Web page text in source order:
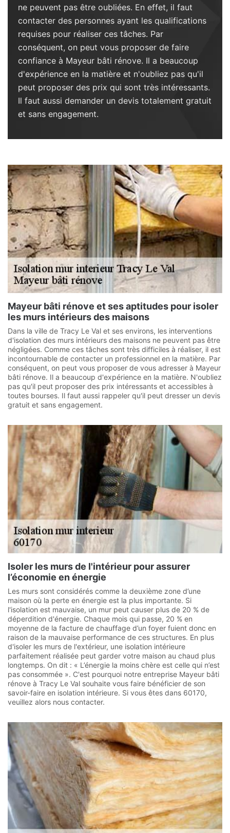
ne peuvent pas être oubliées. En effet, il faut
contacter des personnes ayant les qualifications
requises pour réaliser ces tâches. Par
conséquent, on peut vous proposer de faire
confiance à Mayeur bâti rénove. Il a beaucoup
d'expérience en la matière et n'oubliez pas qu'il
peut proposer des prix qui sont très intéressants.
Il faut aussi demander un devis totalement gratuit
et sans engagement.
Mayeur bâti rénove et ses aptitudes pour isoler
les murs intérieurs des maisons
Dans la ville de Tracy Le Val et ses environs, les interventions
d'isolation des murs intérieurs des maisons ne peuvent pas être
négligées. Comme ces tâches sont très difficiles à réaliser, il est
incontournable de contacter un professionnel en la matière. Par
conséquent, on peut vous proposer de vous adresser à Mayeur
bâti rénove. Il a beaucoup d'expérience en la matière. N'oubliez
pas qu'il peut proposer des prix intéressants et accessibles à
toutes bourses. Il faut aussi rappeler qu'il peut dresser un devis
gratuit et sans engagement.
Isoler les murs de l'intérieur pour assurer
l’économie en énergie
Les murs sont considérés comme la deuxième zone d’une
maison où la perte en énergie est la plus importante. Si
l'isolation est mauvaise, un mur peut causer plus de 20 % de
déperdition d'énergie. Chaque mois qui passe, 20 % en
moyenne de la facture de chauffage d’un foyer fuient donc en
raison de la mauvaise performance de ces structures. En plus
d'isoler les murs de l'extérieur, une isolation intérieure
parfaitement réalisée peut garder votre maison au chaud plus
longtemps. On dit : « L’énergie la moins chère est celle qui n’est
pas consommée ». C'est pourquoi notre entreprise Mayeur bâti
rénove à Tracy Le Val souhaite vous faire bénéficier de son
savoir-faire en isolation intérieure. Si vous êtes dans 60170,
veuillez alors nous contacter.